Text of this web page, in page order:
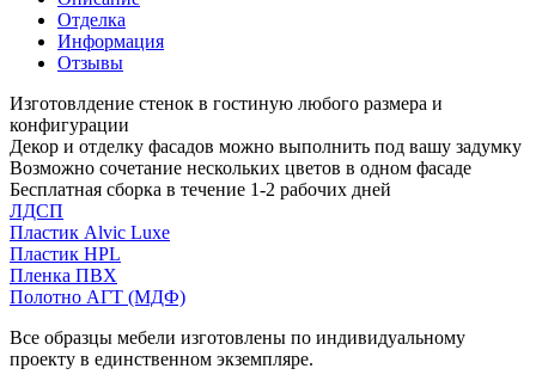
Отделка
Информация
Отзывы
Изготовлдение стенок в гостиную любого размера и
конфигурации
Декор и отделку фасадов можно выполнить под вашу задумку
Возможно сочетание нескольких цветов в одном фасаде
Бесплатная сборка в течение 1-2 рабочих дней
ЛДСП
Пластик Alvic Luxe
Пластик HPL
Пленка ПВХ
Полотно АГТ (МДФ)
Все образцы мебели изготовлены по индивидуальному
проекту в единственном экземпляре.